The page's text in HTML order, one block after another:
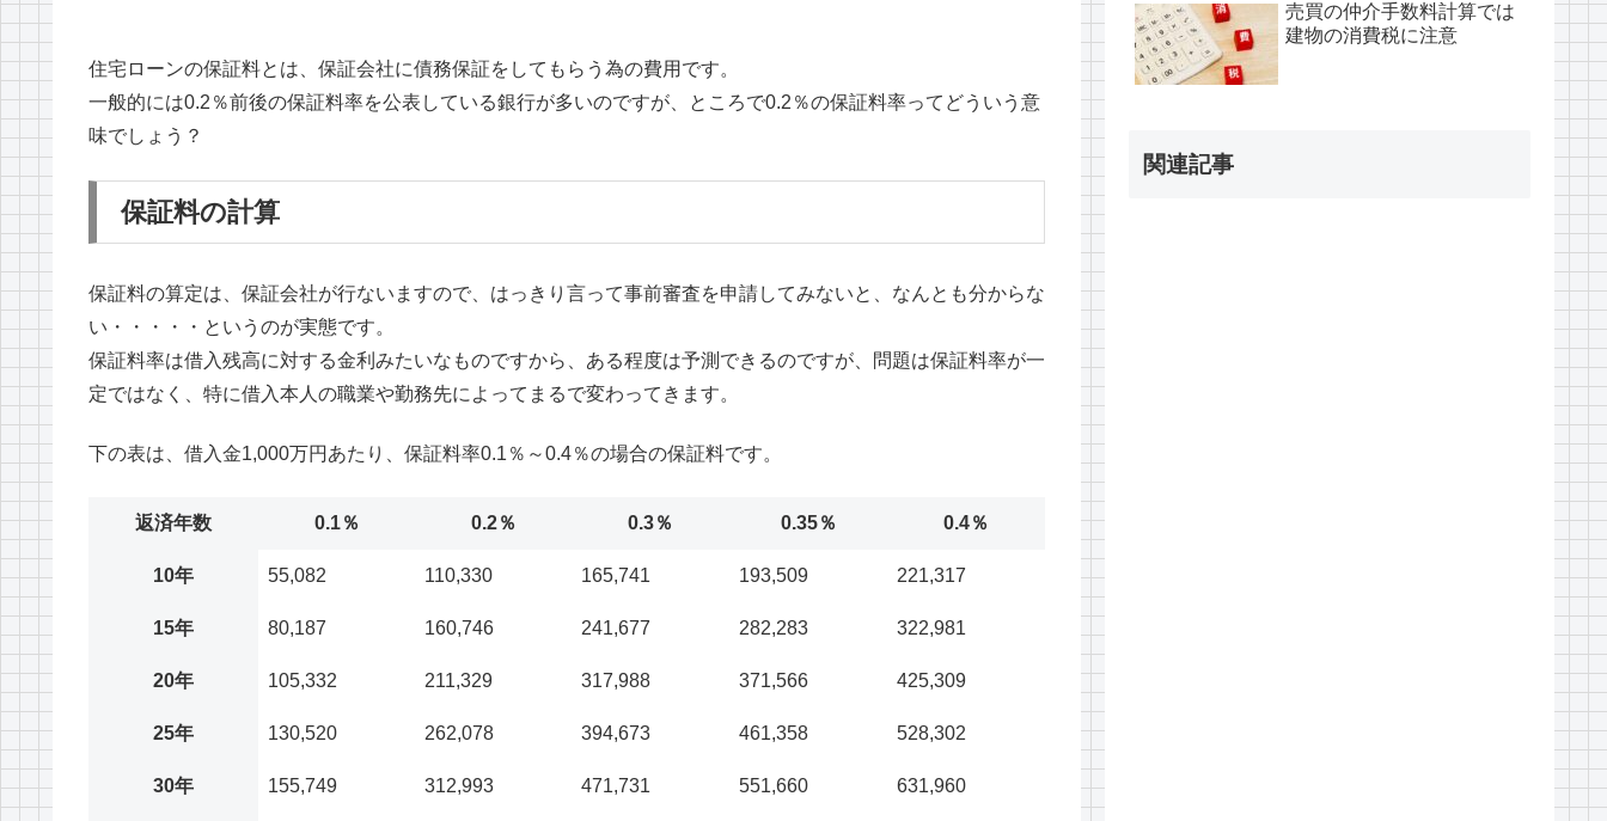
住宅ローンの保証料とは、保証会社に債務保証をしてもらう為の費用です。
一般的には0.2％前後の保証料率を公表している銀行が多いのですが、ところで0.2％の保証料率ってどういう意
味でしょう？
保証料の計算
保証料の算定は、保証会社が行ないますので、はっきり言って事前審査を申請してみないと、なんとも分からな
い・・・・・というのが実態です。
保証料率は借入残高に対する金利みたいなものですから、ある程度は予測できるのですが、問題は保証料率が一
定ではなく、特に借入本人の職業や勤務先によってまるで変わってきます。
下の表は、借入金1,000万円あたり、保証料率0.1％～0.4％の場合の保証料です。
返済年数 0.1％ 0.2％ 0.3％ 0.35％ 0.4％
10年 55,082 110,330 165,741 193,509 221,317
15年 80,187 160,746 241,677 282,283 322,981
20年 105,332 211,329 317,988 371,566 425,309
25年 130,520 262,078 394,673 461,358 528,302
30年 155,749 312,993 471,731 551,660 631,960
売買の仲介手数料計算では
建物の消費税に注意
関連記事